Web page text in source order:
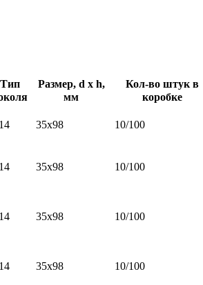
Тип
Размер, d х h,
мм
Кол-во штук в
коробке
35х98 10/100
35х98 10/100
35х98 10/100
35х98 10/100